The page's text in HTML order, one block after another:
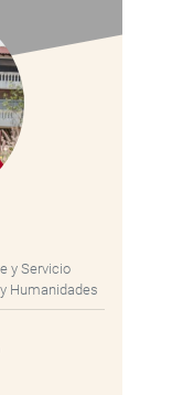
y Servicio
Humanidades